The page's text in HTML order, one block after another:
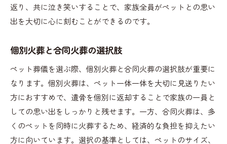
返り、共に泣き笑いすることで、家族全員がペットとの思い
出を大切に心に刻むことができるのです。
個別火葬と合同火葬の選択肢
ペット葬儀を選ぶ際、個別火葬と合同火葬の選択肢が重要に
なります。個別火葬は、ペット一体一体を大切に見送りたい
方におすすめで、遺骨を個別に返却することで家族の一員と
しての思い出をしっかりと残せます。一方、合同火葬は、多
くのペットを同時に火葬するため、経済的な負担を抑えたい
方に向いています。選択の基準としては、ペットのサイズ、